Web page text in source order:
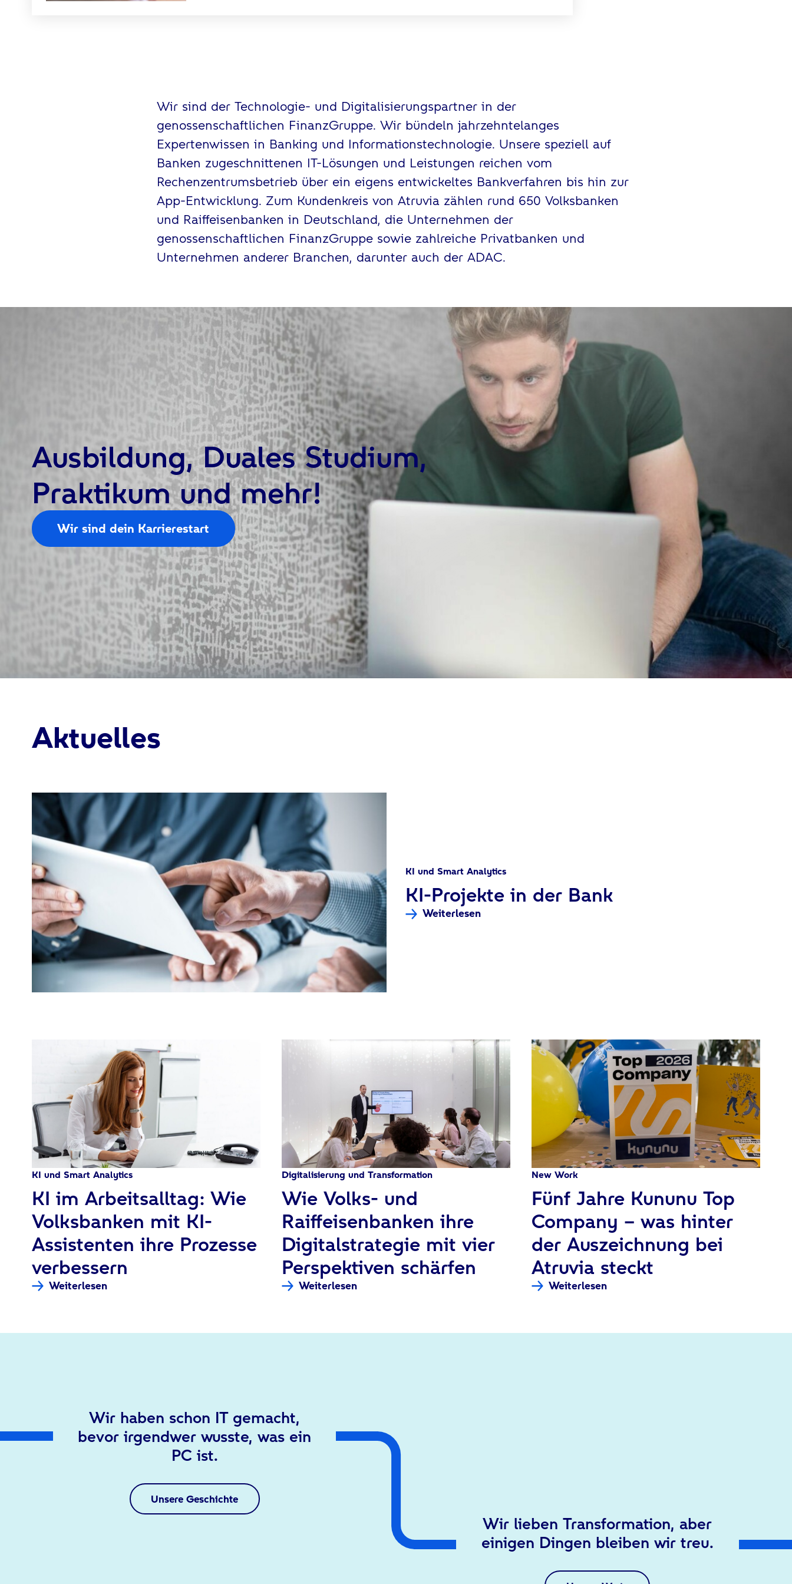
Wir sind der Technologie- und Digitalisierungspartner in der
genossenschaftlichen FinanzGruppe. Wir bündeln jahrzehntelanges
Expertenwissen in Banking und Informationstechnologie. Unsere speziell auf
Banken zugeschnittenen IT-Lösungen und Leistungen reichen vom
Rechenzentrumsbetrieb über ein eigens entwickeltes Bankverfahren bis hin zur
App-Entwicklung. Zum Kundenkreis von Atruvia zählen rund 650 Volksbanken
und Raiffeisenbanken in Deutschland, die Unternehmen der
genossenschaftlichen FinanzGruppe sowie zahlreiche Privatbanken und
Unternehmen anderer Branchen, darunter auch der ADAC.
Ausbildung, Duales Studium,
Praktikum undmehr!
Wir sind dein Karrierestart
Aktuelles
KI und Smart Analytics
KI-Projekte in der Bank
Weiterlesen
KI und Smart Analytics
:
KI im Arbeitsalltag: Wie
Volksbanken mit KI-
Assistenten ihre Prozesse
verbessern
Weiterlesen
Digitalisierung und Transformation
:
Wie Volks- und
Raiffeisenbanken ihre
Digitalstrategie mit vier
Perspektiven schärfen
Weiterlesen
New Work
:
Fünf Jahre Kununu Top
Company – was hinter
der Auszeichnung bei
Atruvia steckt
Weiterlesen
Wir haben schon IT gemacht,
bevor irgendwer wusste, was ein
PC ist.
Unsere Geschichte
Wir lieben Transformation, aber
einigen Dingen bleiben wir treu.